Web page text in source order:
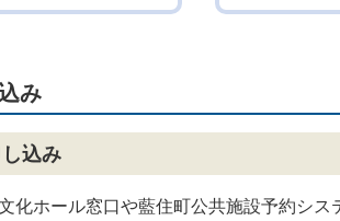
み
込み
化ホール窓口や藍住町公共施設予約シス